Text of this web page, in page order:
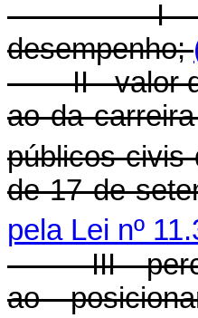
I -
desempenho;
II - valor do
ao da
públicos civis
de 17 de
pela Lei nº
III -
ao